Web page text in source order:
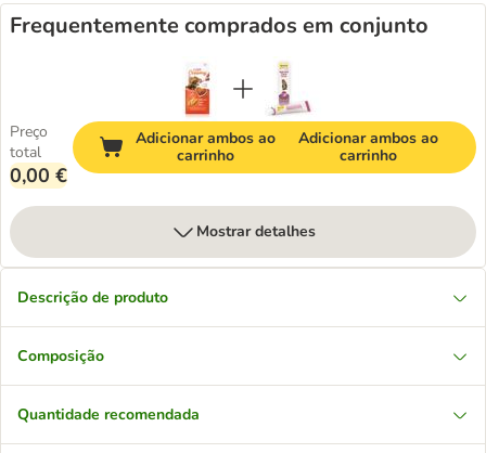
Frequentemente comprados em conjunto
Preço
total
0,00 €
Adicionar ambos ao
carrinho
Adicionar ambos ao
carrinho
Mostrar detalhes
Descrição de produto
Composição
Quantidade recomendada